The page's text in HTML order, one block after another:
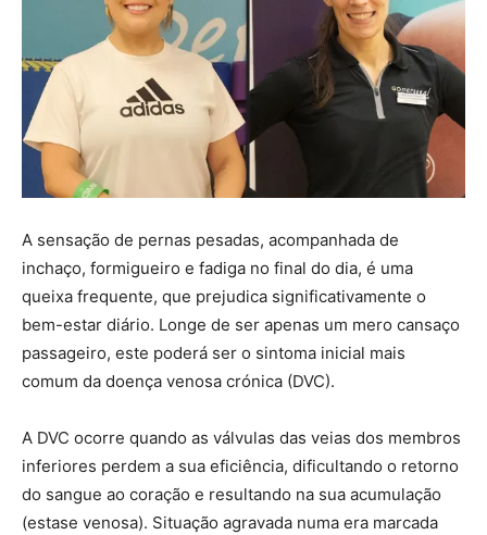
A sensação de pernas pesadas, acompanhada de
inchaço, formigueiro e fadiga no final do dia, é uma
queixa frequente, que prejudica significativamente o
bem-estar diário. Longe de ser apenas um mero cansaço
passageiro, este poderá ser o sintoma inicial mais
comum da doença venosa crónica (DVC).
A DVC ocorre quando as válvulas das veias dos membros
inferiores perdem a sua eficiência, dificultando o retorno
do sangue ao coração e resultando na sua acumulação
(estase venosa). Situação agravada numa era marcada